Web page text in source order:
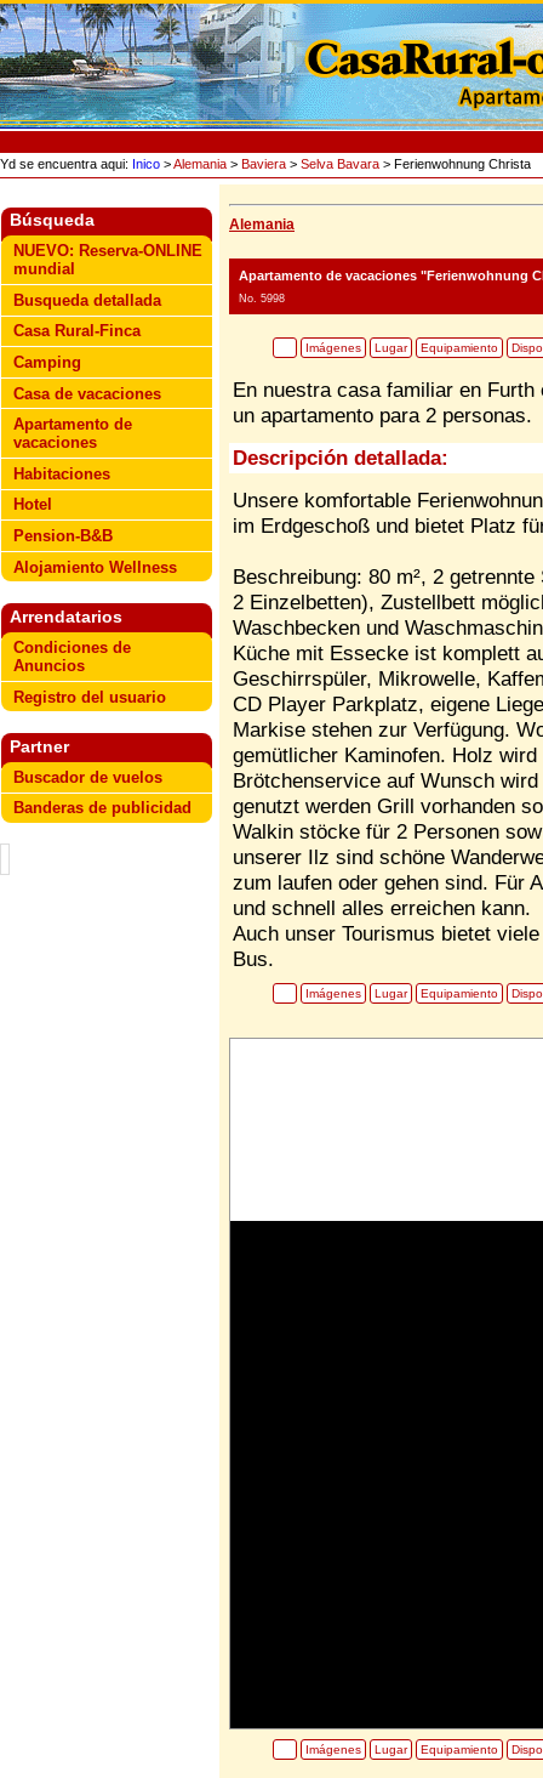
Yd se encuentra aqui: Inico >Alemania > Baviera > Selva Bavara > Ferienwohnung Christa
Búsqueda
NUEVO: Reserva-ONLINE
mundial
Busqueda detallada
Casa Rural-Finca
Camping
Casa de vacaciones
Apartamento de
vacaciones
Habitaciones
Hotel
Pension-B&B
Alojamiento Wellness
Arrendatarios
Condiciones de
Anuncios
Registro del usuario
Partner
Buscador de vuelos
Banderas de publicidad
Alemania
Apartamento de vacaciones "Ferienwohnung
No. 5998
Imágenes Lugar Equipamiento
En nuestra casa familiar en
un apartamento para 2 personas.
Descripción detallada:
Unsere komfortable
im Erdgeschoß und bietet Platz
Beschreibung: 80 m², 2
2 Einzelbetten), Zustellbett
Waschbecken und
Küche mit Essecke ist komplett
Geschirrspüler, Mikrowelle,
CD Player Parkplatz, eigene
Markise stehen zur Verfügung.
gemütlicher Kaminofen. Holz
Brötchenservice auf Wunsch
genutzt werden Grill vorhanden
Walkin stöcke für 2 Personen
unserer Ilz sind schöne
zum laufen oder gehen sind. Für
und schnell alles erreichen kann.
Auch unser Tourismus bietet
Bus.
Imágenes Lugar Equipamiento
Imágenes Lugar Equipamiento